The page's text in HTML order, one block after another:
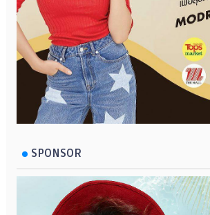
SPONSOR